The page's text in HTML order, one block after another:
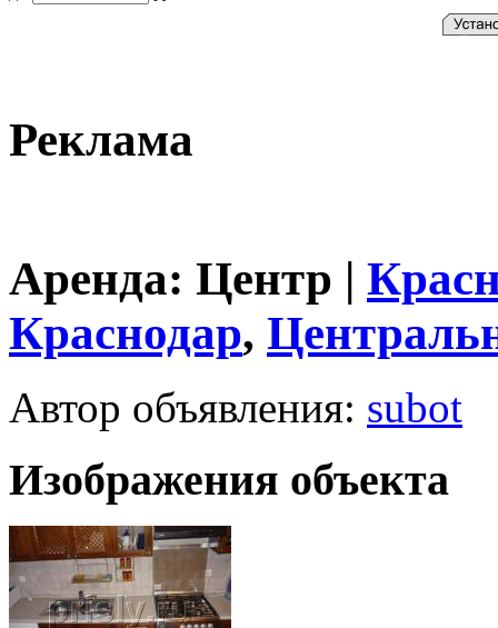
Реклама
Аренда: Центр |
Краснодар,
Автор объявления: subot
Изображения объекта